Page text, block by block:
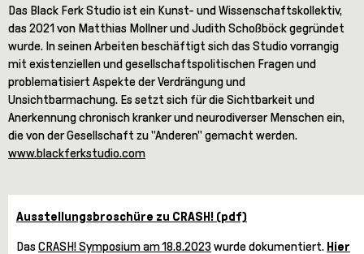
Das Black Ferk Studio ist ein Kunst- und Wissenschaftskollektiv,
das 2021 von Matthias Mollner und Judith Schoßböck gegründet
wurde. In seinen Arbeiten beschäftigt sich das Studio vorrangig
mit existenziellen und gesellschaftspolitischen Fragen und
problematisiert Aspekte der Verdrängung und
Unsichtbarmachung. Es setzt sich für die Sichtbarkeit und
Anerkennung chronisch kranker und neurodiverser Menschen ein,
die von der Gesellschaft zu "Anderen" gemacht werden.
www.blackferkstudio.com
Ausstellungsbroschüre zu CRASH! (pdf)
DasCRASH! Symposium am 18.8.2023wurde dokumentiert. Hier